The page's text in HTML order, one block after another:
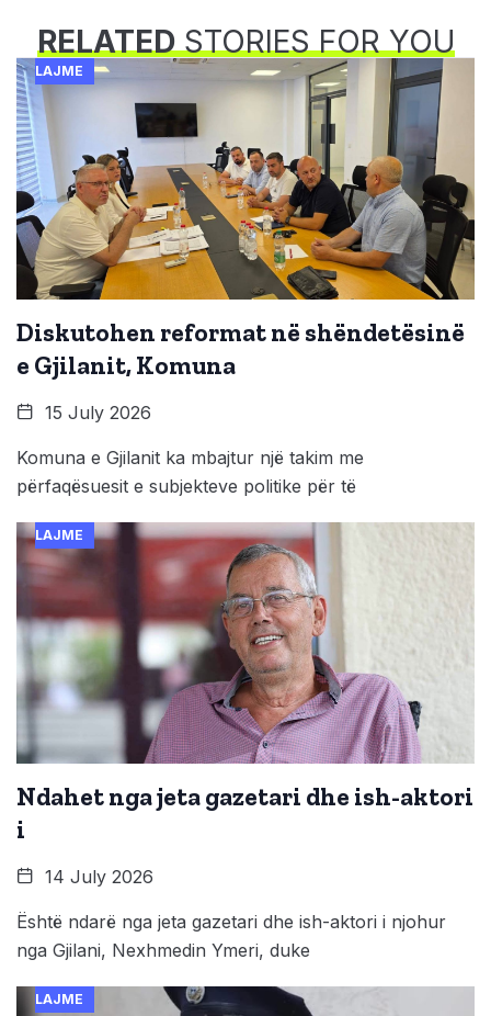
RELATEDSTORIES FOR YOU
LAJME
Diskutohen reformat në shëndetësinë
e Gjilanit, Komuna
15 July 2026
Komuna e Gjilanit ka mbajtur një takim me
përfaqësuesit e subjekteve politike për të
LAJME
Ndahet nga jeta gazetari dhe ish-aktori
i
14 July 2026
Është ndarë nga jeta gazetari dhe ish-aktori i njohur
nga Gjilani, Nexhmedin Ymeri, duke
LAJME